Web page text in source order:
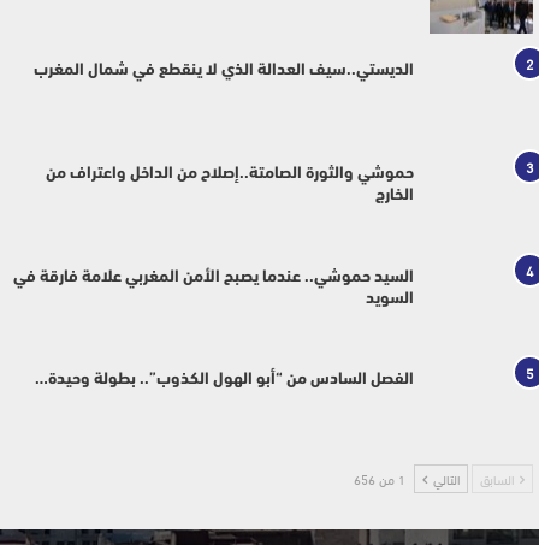
2 الديستي..سيف العدالة الذي لا ينقطع في شمال المغرب
3
حموشي والثورة الصامتة..إصلاح من الداخل واعتراف من
الخارج
4
السيد حموشي.. عندما يصبح الأمن المغربي علامة فارقة في
السويد
5 الفصل السادس من “أبو الهول الكذوب”.. بطولة وحيدة…
السابق التالي 1 من 656